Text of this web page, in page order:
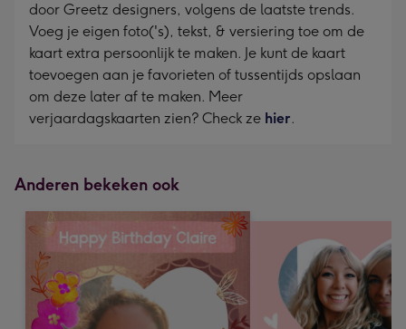
door Greetz designers, volgens de laatste trends.
Voeg je eigen foto('s), tekst, & versiering toe om de
kaart extra persoonlijk te maken. Je kunt de kaart
toevoegen aan je favorieten of tussentijds opslaan
om deze later af te maken. Meer
verjaardagskaarten zien? Check ze hier.
Anderen bekeken ook